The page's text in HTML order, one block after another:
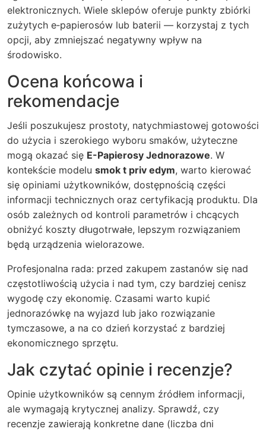
elektronicznych. Wiele sklepów oferuje punkty zbiórki
zużytych e‑papierosów lub baterii — korzystaj z tych
opcji, aby zmniejszać negatywny wpływ na
środowisko.
Ocena końcowa i
rekomendacje
Jeśli poszukujesz prostoty, natychmiastowej gotowości
do użycia i szerokiego wyboru smaków, użyteczne
mogą okazać się E-Papierosy Jednorazowe. W
kontekście modelu smok t priv edym, warto kierować
się opiniami użytkowników, dostępnością części
informacji technicznych oraz certyfikacją produktu. Dla
osób zależnych od kontroli parametrów i chcących
obniżyć koszty długotrwałe, lepszym rozwiązaniem
będą urządzenia wielorazowe.
Profesjonalna rada: przed zakupem zastanów się nad
częstotliwością użycia i nad tym, czy bardziej cenisz
wygodę czy ekonomię. Czasami warto kupić
jednorazówkę na wyjazd lub jako rozwiązanie
tymczasowe, a na co dzień korzystać z bardziej
ekonomicznego sprzętu.
Jak czytać opinie i recenzje?
Opinie użytkowników są cennym źródłem informacji,
ale wymagają krytycznej analizy. Sprawdź, czy
recenzje zawierają konkretne dane (liczba dni